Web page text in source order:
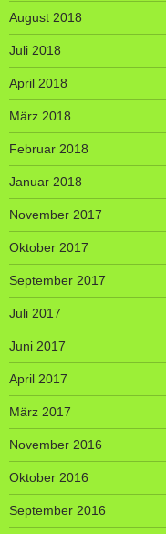
August 2018
Juli 2018
April 2018
März 2018
Februar 2018
Januar 2018
November 2017
Oktober 2017
September 2017
Juli 2017
Juni 2017
April 2017
März 2017
November 2016
Oktober 2016
September 2016